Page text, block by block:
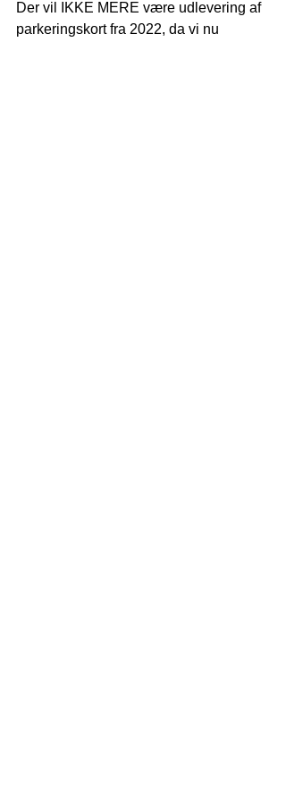
Der vil IKKE MERE være udlevering af
parkeringskort fra 2022, da vi nu